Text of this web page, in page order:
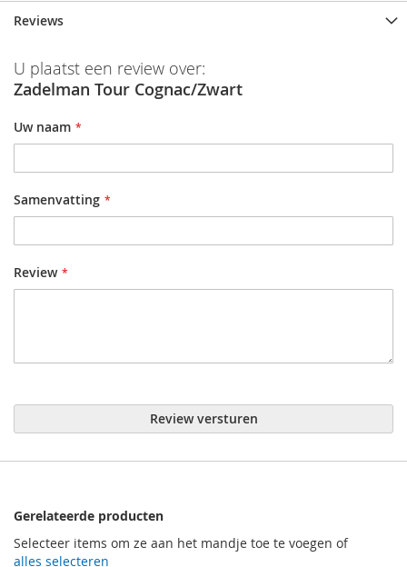
Reviews
U plaatst een review over:
Zadelman Tour Cognac/Zwart
Uw naam
Samenvatting
Review
Review versturen
Gerelateerde producten
Selecteer items om ze aan het mandje toe te voegen of
alles selecteren